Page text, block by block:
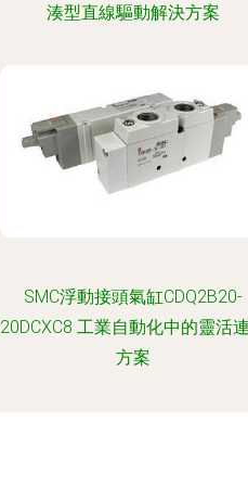
湊型直線驅動解決方案
SMC浮動接頭氣缸CDQ2B20-
20DCXC8 工業自動化中的靈活
方案